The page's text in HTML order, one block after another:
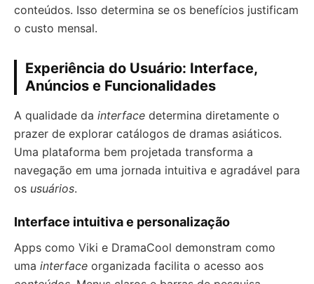
conteúdos. Isso determina se os benefícios justificam
o custo mensal.
Experiência do Usuário: Interface,
Anúncios e Funcionalidades
A qualidade da interface determina diretamente o
prazer de explorar catálogos de dramas asiáticos.
Uma plataforma bem projetada transforma a
navegação em uma jornada intuitiva e agradável para
os usuários.
Interface intuitiva e personalização
Apps como Viki e DramaCool demonstram como
uma interface organizada facilita o acesso aos